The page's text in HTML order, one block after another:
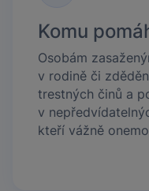
Komu
Osobám
v rodině či
trestných činů a
v
kteří vážně